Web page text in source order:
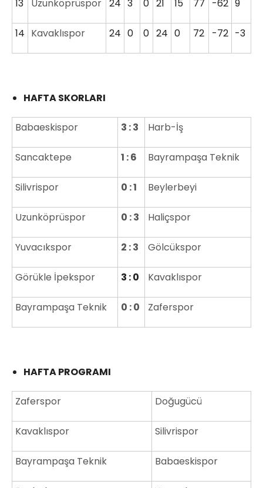
13 Uzunköprüspor 24 3 0 21 15 77 -62 9
14 Kavaklıspor 24 0 0 24 0 72 -72 -3
HAFTA SKORLARI
Babaeskispor 3 : 3 Harb-İş
Sancaktepe 1 : 6 Bayrampaşa Teknik
Silivrispor 0 : 1 Beylerbeyi
Uzunköprüspor 0 : 3 Haliçspor
Yuvacıkspor 2 : 3 Gölcükspor
Görükle İpekspor 3 : 0 Kavaklıspor
Bayrampaşa Teknik 0 : 0 Zaferspor
HAFTA PROGRAMI
Zaferspor Doğugücü
Kavaklıspor Silivrispor
Bayrampaşa Teknik Babaeskispor